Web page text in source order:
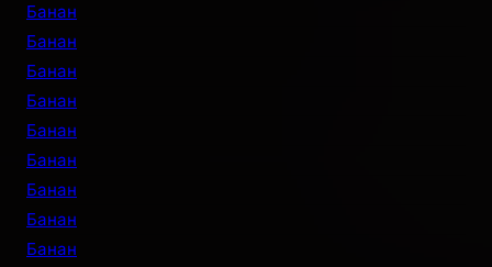
Банан
Банан
Банан
Банан
Банан
Банан
Банан
Банан
Банан